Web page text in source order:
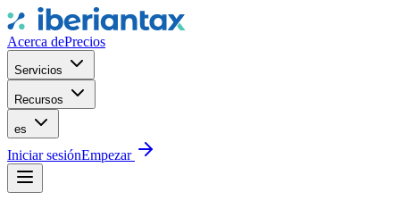
Acerca dePrecios
Servicios
Recursos
es
Iniciar sesiónEmpezar